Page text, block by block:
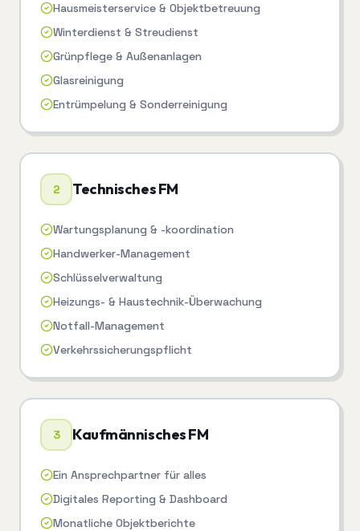
Hausmeisterservice & Objektbetreuung
Winterdienst & Streudienst
Grünpflege & Außenanlagen
Glasreinigung
Entrümpelung & Sonderreinigung
2 Technisches FM
Wartungsplanung & -koordination
Handwerker-Management
Schlüsselverwaltung
Heizungs- & Haustechnik-Überwachung
Notfall-Management
Verkehrssicherungspflicht
3 Kaufmännisches FM
Ein Ansprechpartner für alles
Digitales Reporting & Dashboard
Monatliche Objektberichte